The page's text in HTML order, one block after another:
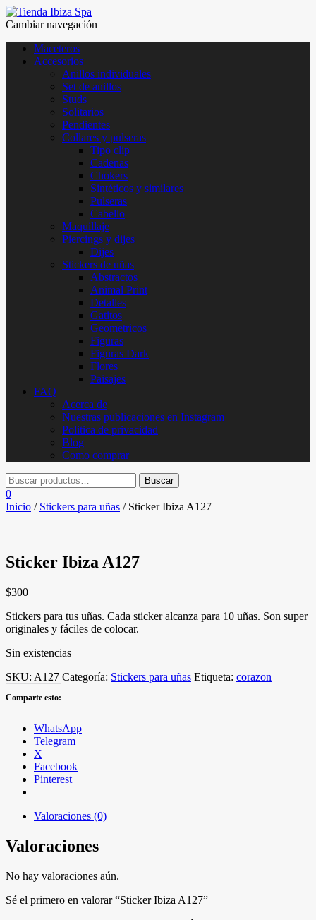
Cambiar navegación
Maceteros
Accesorios
Anillos individuales
Set de anillos
Studs
Solitarios
Pendientes
Collares y pulseras
Tipo clip
Cadenas
Chokers
Sintéticos y similares
Pulseras
Cabello
Maquillaje
Piercings y dijes
Dijes
Stickers de uñas
Abstractos
Animal Print
Detalles
Gatitos
Geometricos
Figuras
Figuras Dark
Flores
Paisajes
FAQ
Acerca de
Nuestras publicaciones en Instagram
Politica de privacidad
Blog
Como comprar
0
Inicio / Stickers para uñas / Sticker Ibiza A127
Sticker Ibiza A127
$300
Stickers para tus uñas. Cada sticker alcanza para 10 uñas. Son super
originales y fáciles de colocar.
Sin existencias
SKU: A127 Categoría: Stickers para uñas Etiqueta: corazon
Comparte esto:
WhatsApp
Telegram
X
Facebook
Pinterest
Valoraciones (0)
Valoraciones
No hay valoraciones aún.
Sé el primero en valorar “Sticker Ibiza A127”